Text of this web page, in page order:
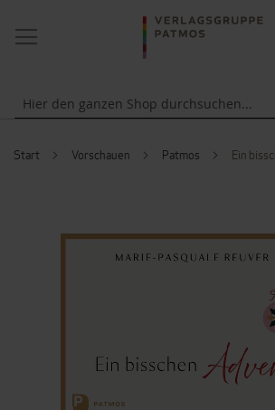
NAVIGATION
UMSCHALTEN
Start Vorschauen Patmos Ein
BILDERGALERIE
SPRINGEN